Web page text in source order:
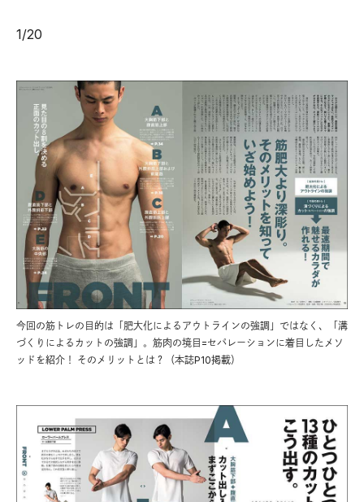
1/20
今回の筋トレの目的は「肥大化によるアウトラインの強調」ではなく、「溝
づくりによるカットの強調」。筋肉の境目=セパレーションに着目したメソ
ッドを紹介！ そのメリットとは？（本誌P10掲載）